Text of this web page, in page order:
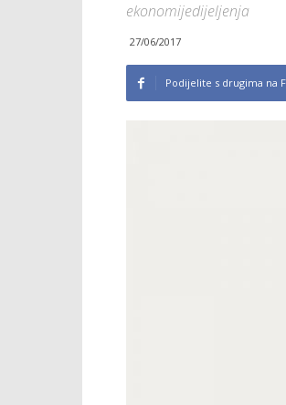
ekonomijedijeljenja
27/06/2017
Podijelite s drugima na